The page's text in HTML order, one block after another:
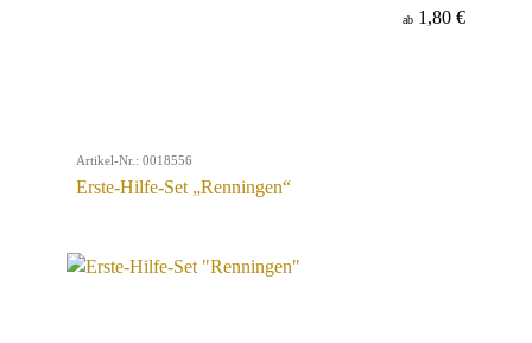
ab 1,80 €
Artikel-Nr.: 0018556
Erste-Hilfe-Set „Renningen“